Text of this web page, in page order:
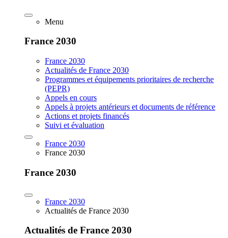
Menu
France 2030
France 2030
Actualités de France 2030
Programmes et équipements prioritaires de recherche
(PEPR)
Appels en cours
Appels à projets antérieurs et documents de référence
Actions et projets financés
Suivi et évaluation
France 2030
France 2030
France 2030
France 2030
Actualités de France 2030
Actualités de France 2030